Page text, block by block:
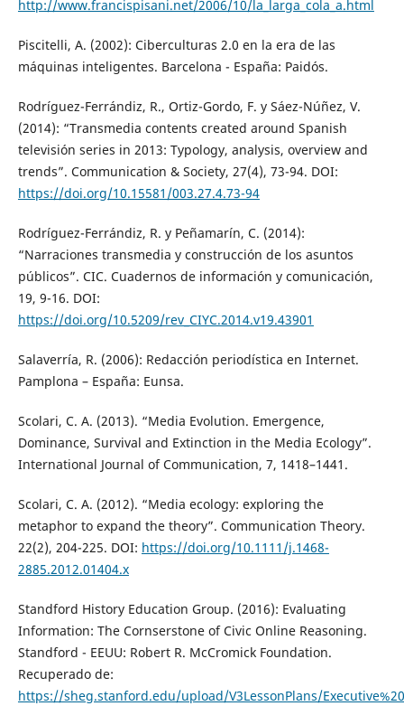
http://www.francispisani.net/2006/10/la_larga_cola_a.html
Piscitelli, A. (2002): Ciberculturas 2.0 en la era de las
máquinas inteligentes. Barcelona - España: Paidós.
Rodríguez-Ferrándiz, R., Ortiz-Gordo, F. y Sáez-Núñez, V.
(2014): “Transmedia contents created around Spanish
televisión series in 2013: Typology, analysis, overview and
trends”. Communication & Society, 27(4), 73-94. DOI:
https://doi.org/10.15581/003.27.4.73-94
Rodríguez-Ferrándiz, R. y Peñamarín, C. (2014):
“Narraciones transmedia y construcción de los asuntos
públicos”. CIC. Cuadernos de información y comunicación,
19, 9-16. DOI:
https://doi.org/10.5209/rev_CIYC.2014.v19.43901
Salaverría, R. (2006): Redacción periodística en Internet.
Pamplona – España: Eunsa.
Scolari, C. A. (2013). “Media Evolution. Emergence,
Dominance, Survival and Extinction in the Media Ecology”.
International Journal of Communication, 7, 1418–1441.
Scolari, C. A. (2012). “Media ecology: exploring the
metaphor to expand the theory”. Communication Theory.
22(2), 204-225. DOI: https://doi.org/10.1111/j.1468-
2885.2012.01404.x
Standford History Education Group. (2016): Evaluating
Information: The Cornserstone of Civic Online Reasoning.
Standford - EEUU: Robert R. McCromick Foundation.
Recuperado de:
https://sheg.stanford.edu/upload/V3LessonPlans/